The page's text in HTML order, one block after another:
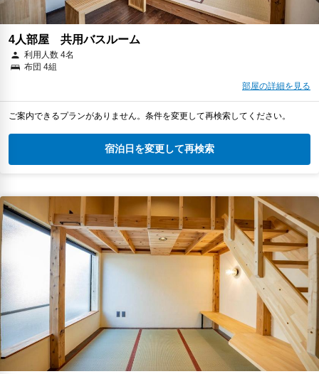
4人部屋 共用バスルーム
利用人数 4名
布団 4組
部屋の詳細を見る
ご案内できるプランがありません。条件を変更して再検索してください。
宿泊日を変更して再検索